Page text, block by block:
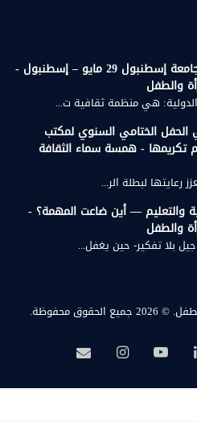
زيارة علمية إلى جامعة مرمرة وجامعة إسطنبول 29 مايو – إسطنبول -
والطفل
هي منظمة ثقافية ت...
الختامي السنوي لمكتب
تكريمها - همسة سماء الثقافة
رعايتها لبطلة الر...
والتعليم — أين ضاعت المهمة؟ -
والطفل
بلا تفكير- حين يغفل...
© 2026 جميع الحقوق محفوظة.
لينكدإن‫YouTubeانستقرامبريد
همسة